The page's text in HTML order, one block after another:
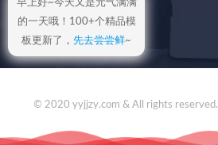
© 2020 yyjjzy.com & All rights reserved.
早上好~今天又是元气满满
的一天哦！100+个精品模
板更新了， 先去尝尝鲜~